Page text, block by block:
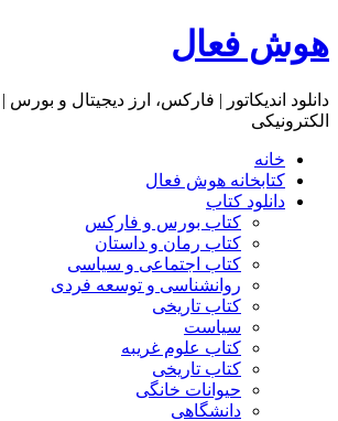
هوش فعال
دانلود اندیکاتور | فارکس، ارز دیجیتال و بورس |
الکترونیکی
خانه
کتابخانه هوش فعال
دانلود کتاب
کتاب بورس و فارکس
کتاب رمان و داستان
کتاب اجتماعی و سیاسی
روانشناسی و توسعه فردی
کتاب تاریخی
سیاست
کتاب علوم غریبه
کتاب تاریخی
حیوانات خانگی
دانشگاهی